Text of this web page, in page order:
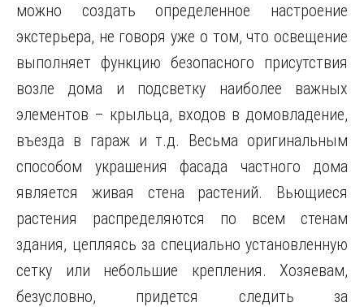
можно создать определенное настроение
экстерьера, не говоря уже о том, что освещение
выполняет функцию безопасного присутствия
возле дома и подсветку наиболее важных
элементов – крыльца, входов в домовладение,
въезда в гараж и т.д. Весьма оригинальным
способом украшения фасада частного дома
является живая стена растений. Вьющиеся
растения распределяются по всем стенам
здания, цепляясь за специально установленную
сетку или небольшие крепления. Хозяевам,
безусловно, придется следить за